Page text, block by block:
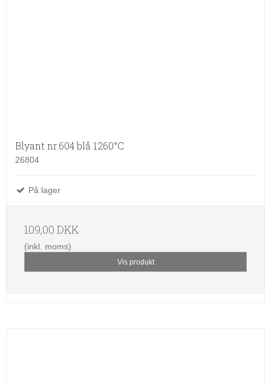
Blyant nr.604 blå 1260°C
26804
På lager
109,00 DKK
(inkl. moms)
Vis produkt